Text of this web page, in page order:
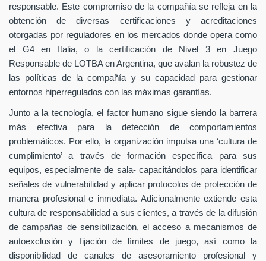
responsable. Este compromiso de la compañía se refleja en la
obtención de diversas certificaciones y acreditaciones
otorgadas por reguladores en los mercados donde opera como
el G4 en Italia, o la certificación de Nivel 3 en Juego
Responsable de LOTBA en Argentina, que avalan la robustez de
las políticas de la compañía y su capacidad para gestionar
entornos hiperregulados con las máximas garantías.
Junto a la tecnología, el factor humano sigue siendo la barrera
más efectiva para la detección de comportamientos
problemáticos. Por ello, la organización impulsa una ‘cultura de
cumplimiento’ a través de formación específica para sus
equipos, especialmente de sala- capacitándolos para identificar
señales de vulnerabilidad y aplicar protocolos de protección de
manera profesional e inmediata. Adicionalmente extiende esta
cultura de responsabilidad a sus clientes, a través de la difusión
de campañas de sensibilización, el acceso a mecanismos de
autoexclusión y fijación de límites de juego, así como la
disponibilidad de canales de asesoramiento profesional y